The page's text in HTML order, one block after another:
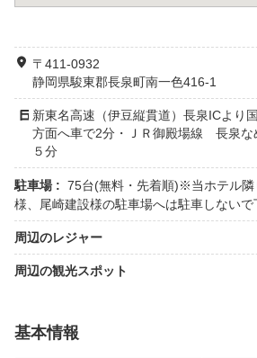
〒411-0932
静岡県駿東郡長泉町南一色416-1
新東名高速（伊豆縦貫道）長泉ICより
方面へ車で2分・ＪＲ御殿場線 長泉な
５分
駐車場 : 75台(無料・先着順)※当ホテル隣
様、尾崎建設様の駐車場へは駐車しないで
周辺のレジャー
周辺の観光スポット
基本情報